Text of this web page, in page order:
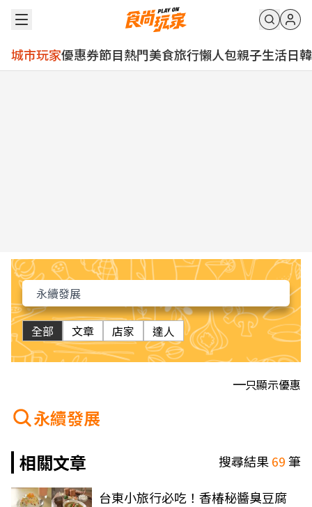
城市玩家優惠券節目熱門美食旅行懶人包親子生活日韓
全部 文章 店家 達人
只顯示優惠
永續發展
相關文章
搜尋結果69筆
台東小旅行必吃！香椿秘醬臭豆腐